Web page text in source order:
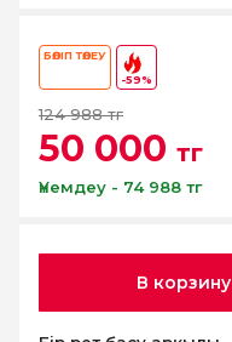
БӨЛІП ТӨЛЕУ
-59%
124 988 тг
50 000 тг
Үнемдеу - 74 988 тг
В корзину